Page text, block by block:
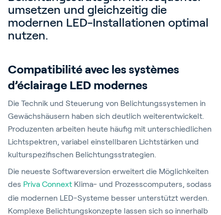
umsetzen und gleichzeitig die
modernen LED-Installationen optimal
nutzen.
Compatibilité avec les systèmes
d’éclairage LED modernes
Die Technik und Steuerung von Belichtungssystemen in
Gewächshäusern haben sich deutlich weiterentwickelt.
Produzenten arbeiten heute häufig mit unterschiedlichen
Lichtspektren, variabel einstellbaren Lichtstärken und
kulturspezifischen Belichtungsstrategien.
Die neueste Softwareversion erweitert die Möglichkeiten
des Priva Connext Klima- und Prozesscomputers, sodass
die modernen LED-Systeme besser unterstützt werden.
Komplexe Belichtungskonzepte lassen sich so innerhalb